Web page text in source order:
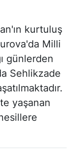
kurtuluş
Milli
günlerden
Sehlikzade
yaşanan